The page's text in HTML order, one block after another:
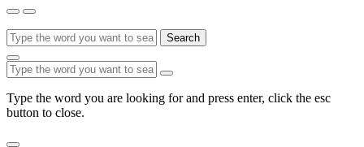
Search
Type the word you are looking for and press enter, click the esc
button to close.